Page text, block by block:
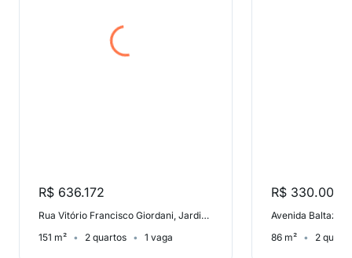
R$ 636.172
Rua Vitório Francisco Giordani, Jardim Itu-Sabará
151 m²
2 quartos 1 vaga
R$ 330.000
86 m² 2